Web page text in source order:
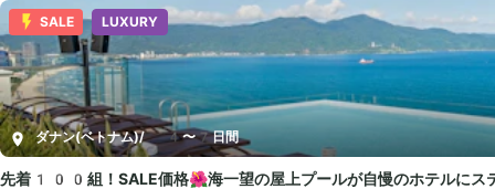
SALE LUXURY
ダナン(ベトナム)/ 4〜7日間
先着100組！SALE価格🌺海一望の屋上プールが自慢のホテルにス